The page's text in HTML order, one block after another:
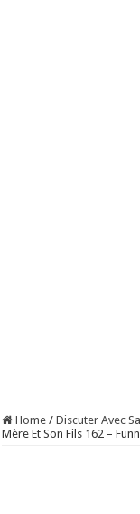
Home / Discuter Avec
Mère Et Son Fils 162 –